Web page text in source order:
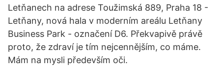
Letňanech na adrese Toužimská 889, Praha 18 -
Letňany, nová hala v moderním areálu Letňany
Business Park - označení D6. Překvapivě právě
proto, že zdraví je tím nejcennějším, co máme.
Mám na mysli především oči.